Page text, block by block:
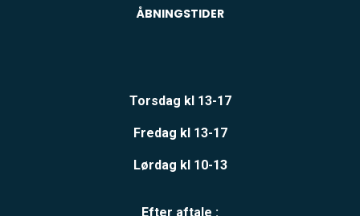
ÅBNINGSTIDER
Torsdag kl 13-17
Fredag kl 13-17
Lørdag kl 10-13
Efter aftale :